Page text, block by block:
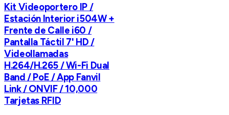
Kit Videoportero IP /
Estación Interior i504W +
Frente de Calle i60 /
Pantalla Táctil 7' HD /
Videollamadas
H.264/H.265 / Wi-Fi Dual
Band / PoE / App Fanvil
Link / ONVIF / 10,000
Tarjetas RFID